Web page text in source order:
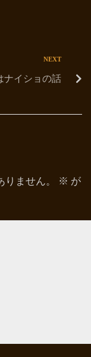
NEXT
ナイショの話
ません。 ※ が